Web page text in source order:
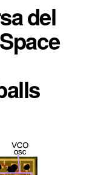
del